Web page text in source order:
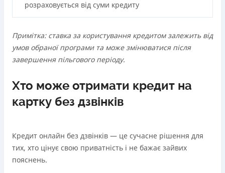
Ліцензія переоформлена 18.03.2024 р.
Вся інформація про кредит
ОТРИМАТИ ПОЗИКУ Детальніше
розраховується від суми кредиту
Примітка: ставка за користування кредитом залежить від
умов обраної програми та може змінюватися після
завершення пільгового періоду.
Хто може отримати кредит на
картку без дзвінків
Кредит онлайн без дзвінків — це сучасне рішення для
тих, хто цінує свою приватність і не бажає зайвих
пояснень.